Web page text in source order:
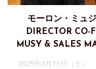
モーロン・ミュ
DIRECTOR CO-
MUSY & SALES
2025年3月15日（土）